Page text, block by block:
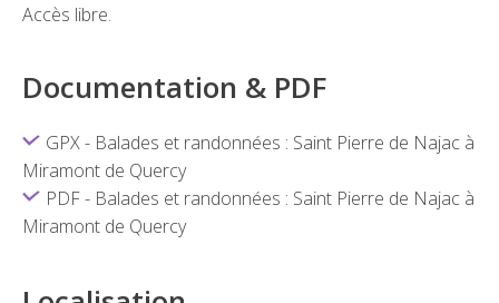
Accès libre.
Documentation & PDF
GPX - Balades et randonnées : Saint Pierre de Najac à
Miramont de Quercy
PDF - Balades et randonnées : Saint Pierre de Najac à
Miramont de Quercy